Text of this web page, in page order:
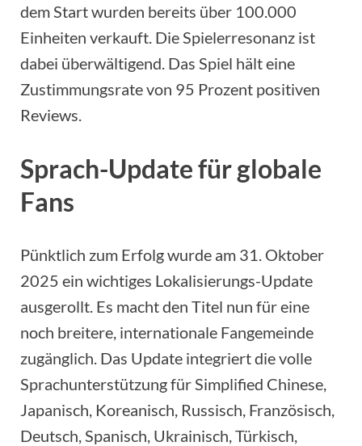
dem Start wurden bereits über 100.000
Einheiten verkauft. Die Spielerresonanz ist
dabei überwältigend. Das Spiel hält eine
Zustimmungsrate von 95 Prozent positiven
Reviews.
Sprach-Update für globale
Fans
Pünktlich zum Erfolg wurde am 31. Oktober
2025 ein wichtiges Lokalisierungs-Update
ausgerollt. Es macht den Titel nun für eine
noch breitere, internationale Fangemeinde
zugänglich. Das Update integriert die volle
Sprachunterstützung für Simplified Chinese,
Japanisch, Koreanisch, Russisch, Französisch,
Deutsch, Spanisch, Ukrainisch, Türkisch,